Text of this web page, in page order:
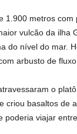
1.900 metros com
vulcão da ilha
do nível do mar.
arbusto de
o
criou basaltos de
poderia viajar